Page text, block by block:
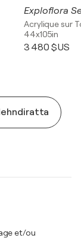
Exploflora
Acrylique sur
44x105in
3 480 $US
et/ou